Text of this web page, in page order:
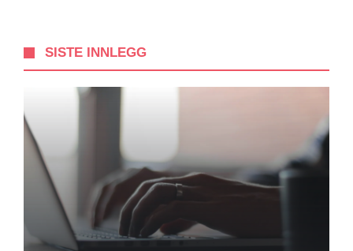
SISTE INNLEGG